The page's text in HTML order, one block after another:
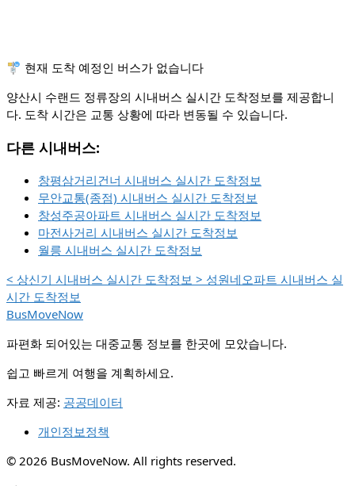
🚏 현재 도착 예정인 버스가 없습니다
양산시 수랜드 정류장의 시내버스 실시간 도착정보를 제공합니
다. 도착 시간은 교통 상황에 따라 변동될 수 있습니다.
다른 시내버스:
창평삼거리건너 시내버스 실시간 도착정보
무안교통(종점) 시내버스 실시간 도착정보
창성주공아파트 시내버스 실시간 도착정보
마전사거리 시내버스 실시간 도착정보
월릉 시내버스 실시간 도착정보
< 상신기 시내버스 실시간 도착정보 > 성원네오파트 시내버스 실
시간 도착정보
BusMoveNow
파편화 되어있는 대중교통 정보를 한곳에 모았습니다.
쉽고 빠르게 여행을 계획하세요.
자료 제공: 공공데이터
개인정보정책
© 2026 BusMoveNow. All rights reserved.